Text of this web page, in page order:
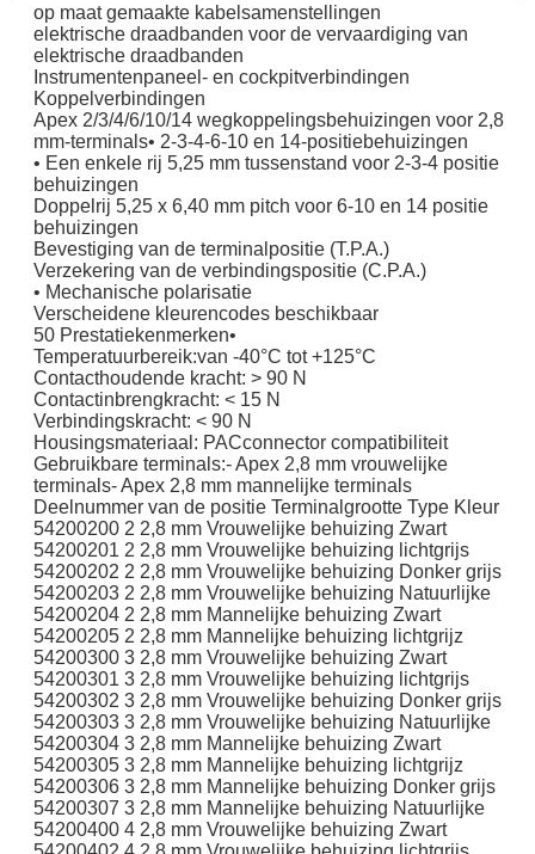
op maat gemaakte kabelsamenstellingen
elektrische draadbanden voor de vervaardiging van
elektrische draadbanden
Instrumentenpaneel- en cockpitverbindingen
Koppelverbindingen
Apex 2/3/4/6/10/14 wegkoppelingsbehuizingen voor 2,8
mm-terminals• 2-3-4-6-10 en 14-positiebehuizingen
• Een enkele rij 5,25 mm tussenstand voor 2-3-4 positie
behuizingen
Doppelrij 5,25 x 6,40 mm pitch voor 6-10 en 14 positie
behuizingen
Bevestiging van de terminalpositie (T.P.A.)
Verzekering van de verbindingspositie (C.P.A.)
• Mechanische polarisatie
Verscheidene kleurencodes beschikbaar
50 Prestatiekenmerken•
Temperatuurbereik:van -40°C tot +125°C
Contacthoudende kracht: > 90 N
Contactinbrengkracht: < 15 N
Verbindingskracht: < 90 N
Housingsmateriaal: PACconnector compatibiliteit
Gebruikbare terminals:- Apex 2,8 mm vrouwelijke
terminals- Apex 2,8 mm mannelijke terminals
Deelnummer van de positie Terminalgrootte Type Kleur
54200200 2 2,8 mm Vrouwelijke behuizing Zwart
54200201 2 2,8 mm Vrouwelijke behuizing lichtgrijs
54200202 2 2,8 mm Vrouwelijke behuizing Donker grijs
54200203 2 2,8 mm Vrouwelijke behuizing Natuurlijke
54200204 2 2,8 mm Mannelijke behuizing Zwart
54200205 2 2,8 mm Mannelijke behuizing lichtgrijz
54200300 3 2,8 mm Vrouwelijke behuizing Zwart
54200301 3 2,8 mm Vrouwelijke behuizing lichtgrijs
54200302 3 2,8 mm Vrouwelijke behuizing Donker grijs
54200303 3 2,8 mm Vrouwelijke behuizing Natuurlijke
54200304 3 2,8 mm Mannelijke behuizing Zwart
54200305 3 2,8 mm Mannelijke behuizing lichtgrijz
54200306 3 2,8 mm Mannelijke behuizing Donker grijs
54200307 3 2,8 mm Mannelijke behuizing Natuurlijke
54200400 4 2,8 mm Vrouwelijke behuizing Zwart